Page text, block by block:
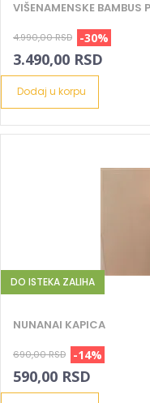
VIŠENAMENSKE BAMBUS
4.990,00 RSD -30%
3.490,00 RSD
Dodaj u korpu
DO ISTEKA ZALIHA
NUNANAI KAPICA
690,00 RSD -14%
590,00 RSD